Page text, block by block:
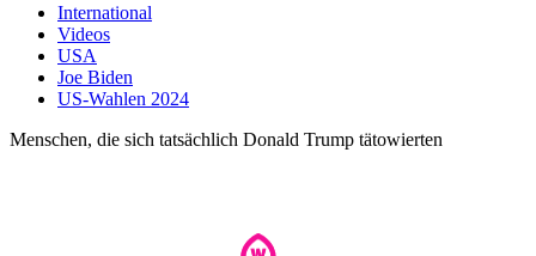
International
Videos
USA
Joe Biden
US-Wahlen 2024
Menschen, die sich tatsächlich Donald Trump tätowierten